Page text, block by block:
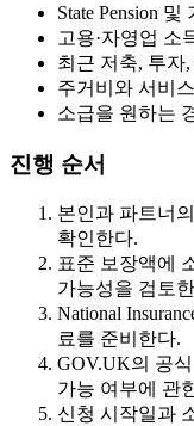
State Pension
고용·자영업 소
최근 저축, 투자
주거비와 서비
소급을 원하는
진행 순서
본인과 파트너
확인한다.
표준 보장액에
가능성을 검토
National
료를 준비한다.
GOV.UK의 공
가능 여부에 관
신청 시작일과